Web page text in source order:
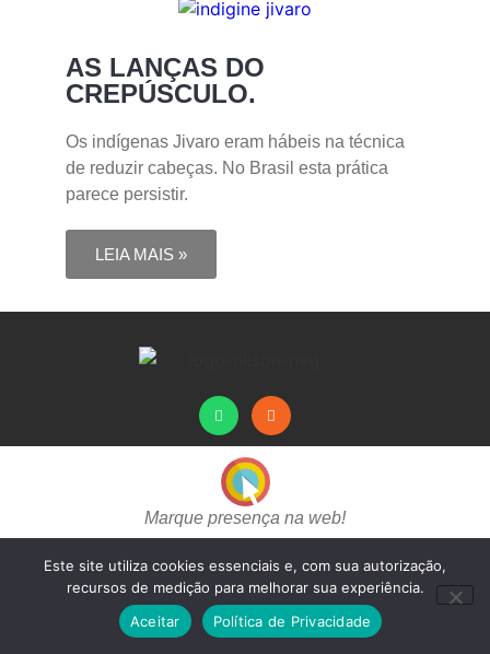
AS LANÇAS DO
CREPÚSCULO.
Os indígenas Jivaro eram hábeis na técnica
de reduzir cabeças. No Brasil esta prática
parece persistir.
LEIA MAIS »
Marque presença na web!
Este site utiliza cookies essenciais e, com sua autorização,
recursos de medição para melhorar sua experiência.
Aceitar
Política de Privacidade